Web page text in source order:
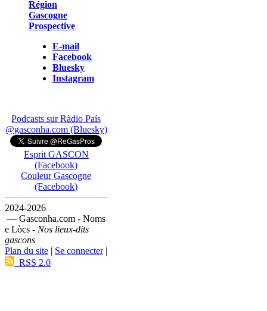
Région
Gascogne
Prospective
E-mail
Facebook
Bluesky
Instagram
Podcasts sur Ràdio País
@gasconha.com (Bluesky)
Esprit GASCON
(Facebook)
Couleur Gascogne
(Facebook)
2024-2026
— Gasconha.com - Noms
e Lòcs - Nos lieux-dits
gascons
Plan du site | Se connecter|
RSS 2.0